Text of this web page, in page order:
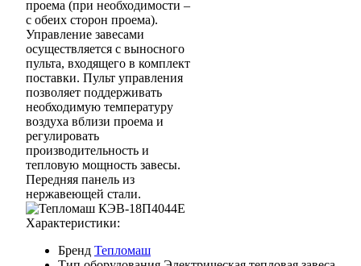
проема (при необходимости –
с обеих сторон проема).
Управление завесами
осуществляется с выносного
пульта, входящего в комплект
поставки. Пульт управления
позволяет поддерживать
необходимую температуру
воздуха вблизи проема и
регулировать
производительность и
тепловую мощность завесы.
Передняя панель из
нержавеющей стали.
Характеристики:
Бренд Тепломаш